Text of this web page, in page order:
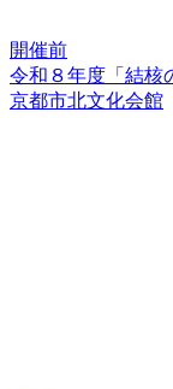
開催前
令和８年度「結核
京都市北文化会館